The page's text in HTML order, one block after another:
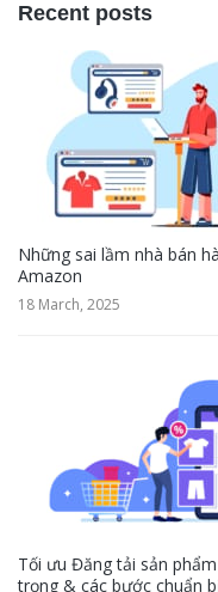
Recent posts
Những sai lầm nhà bán
Amazon
18 March, 2025
Tối ưu Đăng tải sản
trọng & các bước chuẩn